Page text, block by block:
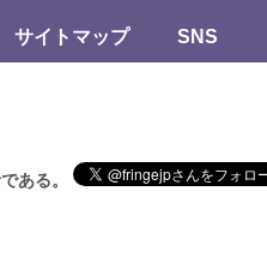
サイトマップ SNS
である。